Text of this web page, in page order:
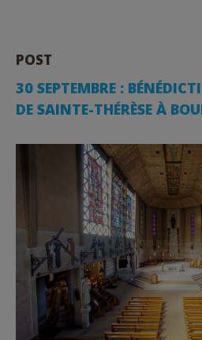
POST
30 SEPTEMBRE :
DE SAINTE-THÉRÈSE À